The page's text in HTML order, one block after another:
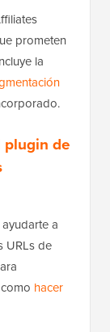
prometen
la
plugin de
a
URLs de
hacer